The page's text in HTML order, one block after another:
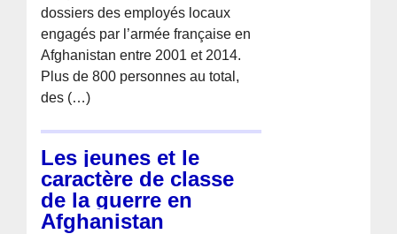
dossiers des employés locaux
engagés par l’armée française en
Afghanistan entre 2001 et 2014.
Plus de 800 personnes au total,
des (…)
Les jeunes et le
caractère de classe
de la guerre en
Afghanistan